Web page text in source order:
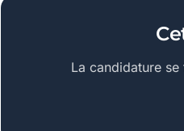
La candidature